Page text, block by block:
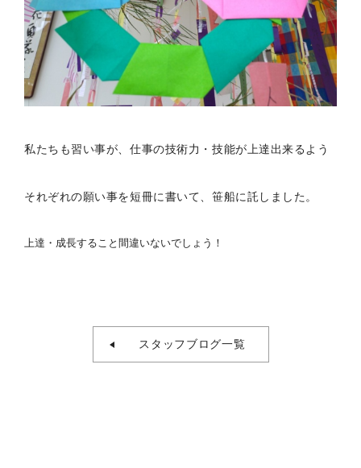
私たちも習い事が、仕事の技術力・技能が上達出来るよう
それぞれの願い事を短冊に書いて、笹船に託しました。
上達・成長すること間違いないでしょう！
スタッフブログ一覧